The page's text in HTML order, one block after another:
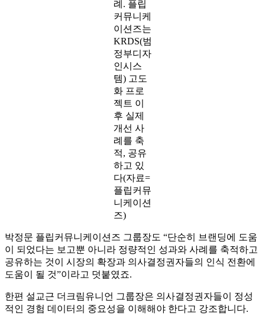
정부 서
비스
UI/UX 가
이드라인
적용 사
례. 플립
커뮤니케
이션즈는
KRDS(범
정부디자
인시스
템) 고도
화 프로
젝트 이
후 실제
개선 사
례를 축
적, 공유
다(자료=
플립커뮤
니케이션
즈)
박정문 플립커뮤니케이션즈 그룹장도 “단순히 브랜딩에 도움
이 되었다는 보고뿐 아니라 정량적인 성과와 사례를 축적하고